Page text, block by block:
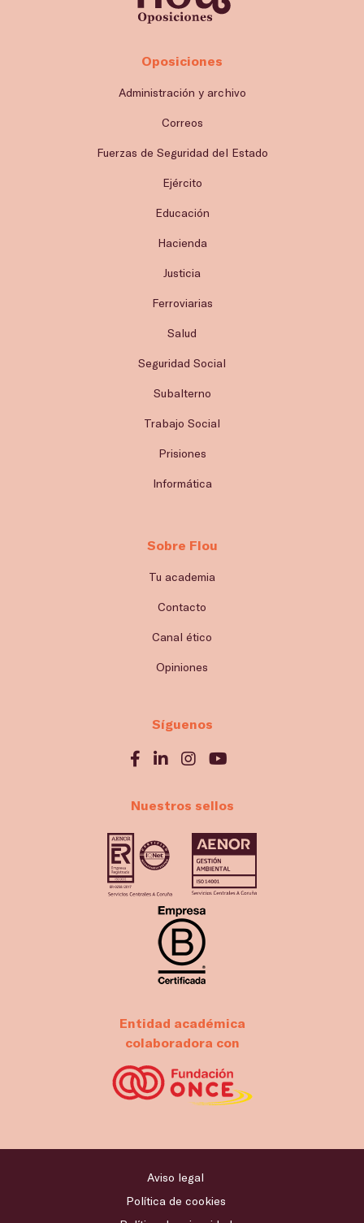
Oposiciones
Administración y archivo
Correos
Fuerzas de Seguridad del Estado
Ejército
Educación
Hacienda
Justicia
Ferroviarias
Salud
Seguridad Social
Subalterno
Trabajo Social
Prisiones
Informática
Sobre Flou
Tu academia
Contacto
Canal ético
Opiniones
Síguenos
Nuestros sellos
Entidad académica
colaboradora con
Aviso legal
Política de cookies